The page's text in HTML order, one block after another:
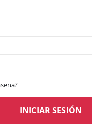
INICIAR SESIÓN